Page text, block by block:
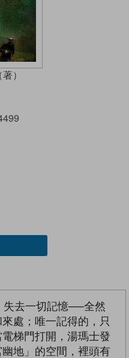
）
失去一切記憶──全然
處；唯一記得的，只
梯門打開，湯瑪士發
地」的空間，裡頭有